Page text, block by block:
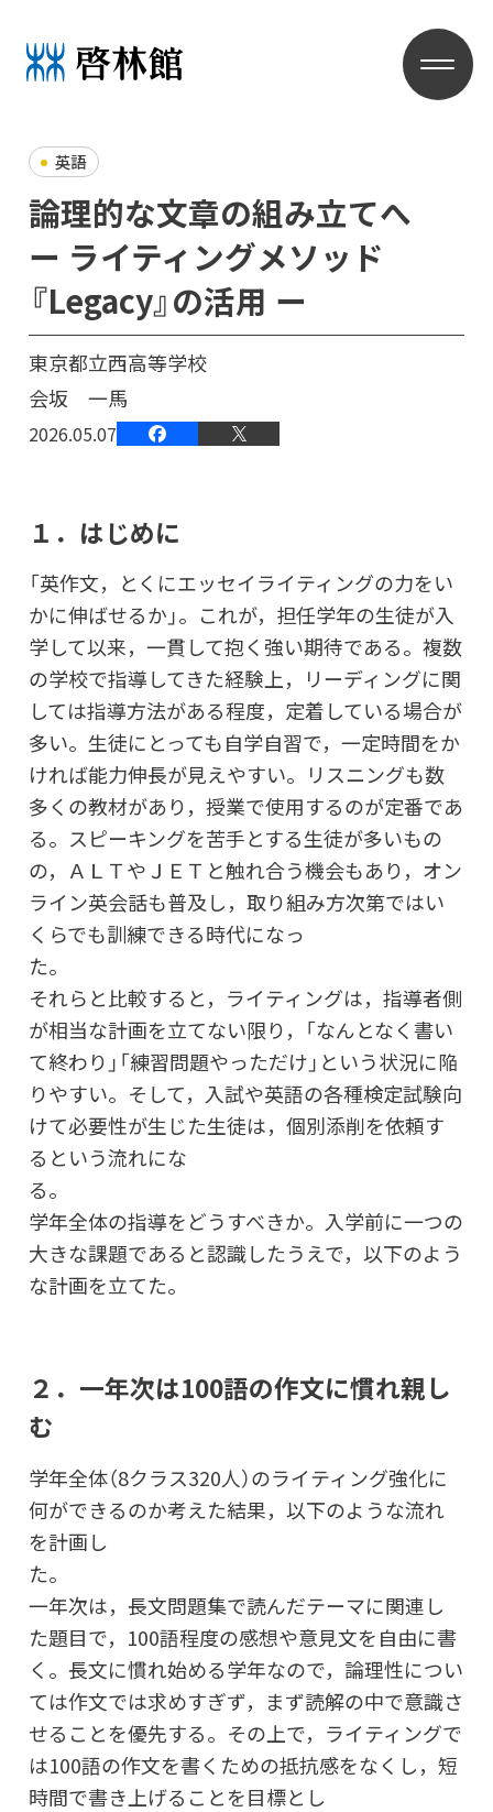
英語
論理的な文章の組み立てへ
ー ライティングメソッド
『Legacy』の活用 ー
東京都立西高等学校
会坂 一馬
2026.05.07
１．はじめに
「英作文，とくにエッセイライティングの力をい
かに伸ばせるか」。これが，担任学年の生徒が入
学して以来，一貫して抱く強い期待である。複数
の学校で指導してきた経験上，リーディングに関
しては指導方法がある程度，定着している場合が
多い。生徒にとっても自学自習で，一定時間をか
ければ能力伸長が見えやすい。リスニングも数
多くの教材があり，授業で使用するのが定番であ
る。スピーキングを苦手とする生徒が多いもの
の，ＡＬＴやＪＥＴと触れ合う機会もあり，オン
ライン英会話も普及し，取り組み方次第ではい
くらでも訓練できる時代になっ
それらと比較すると，ライティングは，指導者側
が相当な計画を立てない限り，「なんとなく書い
て終わり」「練習問題やっただけ」という状況に陥
りやすい。そして，入試や英語の各種検定試験向
けて必要性が生じた生徒は，個別添削を依頼す
るという流れにな
る
学年全体の指導をどうすべきか。入学前に一つの
大きな課題であると認識したうえで，以下のよう
な計画を立てた。
２．一年次は100語の作文に慣れ親し
む
学年全体（8クラス320人）のライティング強化に
何ができるのか考えた結果，以下のような流れ
を計画し
一年次は，長文問題集で読んだテーマに関連し
た題目で，100語程度の感想や意見文を自由に書
く。長文に慣れ始める学年なので，論理性につい
ては作文では求めすぎず，まず読解の中で意識さ
せることを優先する。その上で，ライティングで
は100語の作文を書くための抵抗感をなくし，短
時間で書き上げることを目標とし